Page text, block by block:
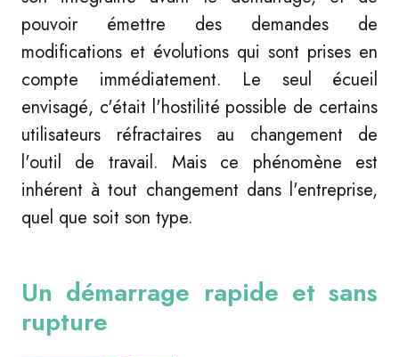
pouvoir émettre des demandes de
modifications et évolutions qui sont prises en
compte immédiatement. Le seul écueil
envisagé, c'était l'hostilité possible de certains
utilisateurs réfractaires au changement de
l'outil de travail. Mais ce phénomène est
inhérent à tout changement dans l'entreprise,
quel que soit son type.
Un démarrage rapide et sans
rupture